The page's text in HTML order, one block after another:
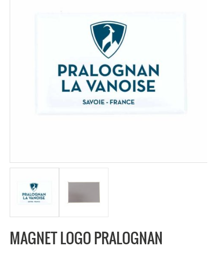
MAGNET LOGO PRALOGNAN